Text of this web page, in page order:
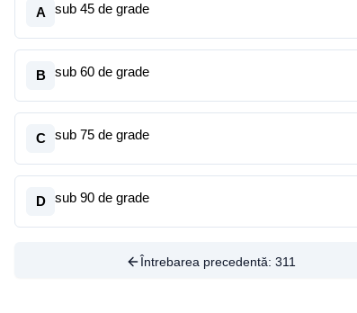
A sub 45 de grade
B sub 60 de grade
C sub 75 de grade
D sub 90 de grade
Întrebarea precedentă:311